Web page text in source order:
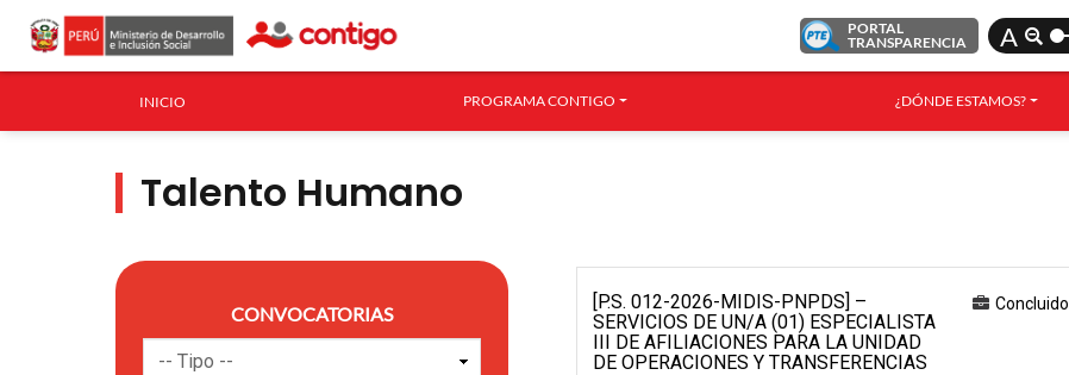
PORTAL
TRANSPARENCIA
A
INICIO PROGRAMA CONTIGO ¿DÓNDE ESTAMOS?
Talento Humano
CONVOCATORIAS
[P.S. 012-2026-MIDIS-PNPDS] –
SERVICIOS DE UN/A (01) ESPECIALISTA
III DE AFILIACIONES PARA LA UNIDAD
DE OPERACIONES Y TRANSFERENCIAS
Concluido